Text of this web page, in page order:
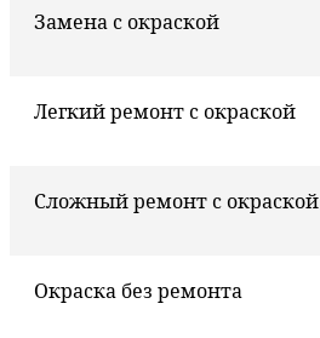
Замена с окраской
Легкий ремонт с окраской
Сложный ремонт с окраской
Окраска без ремонта